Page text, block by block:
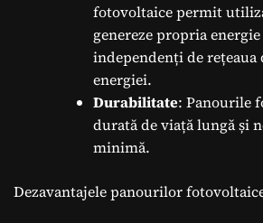
fotovoltaice permit
genereze propria
independenți de
energiei.
Durabilitate: Panourile
durată de viață lungă și
minimă.
Dezavantajele panourilor